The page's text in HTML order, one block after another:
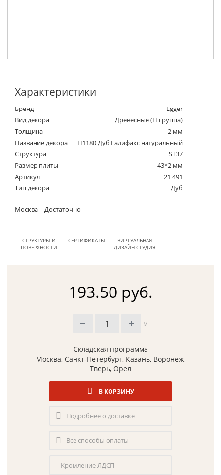
Характеристики
Бренд
Egger
Вид декора
Древесные (Н группа)
Толщина
2 мм
Название декора
H1180 Дуб Галифакс натуральный
Структура
ST37
Размер плиты
43*2 мм
Артикул
21 491
Тип декора
Дуб
Москва Достаточно
СТРУКТУРЫ И
ПОВЕРХНОСТИ
СЕРТИФИКАТЫ
ВИРТУАЛЬНАЯ
ДИЗАЙН СТУДИЯ
193.50 руб.
м
Складская программа
Москва, Санкт-Петербург, Казань, Воронеж,
Тверь, Орел
В КОРЗИНУ
Подробнее о доставке
Все способы оплаты
Кромление ЛДСП